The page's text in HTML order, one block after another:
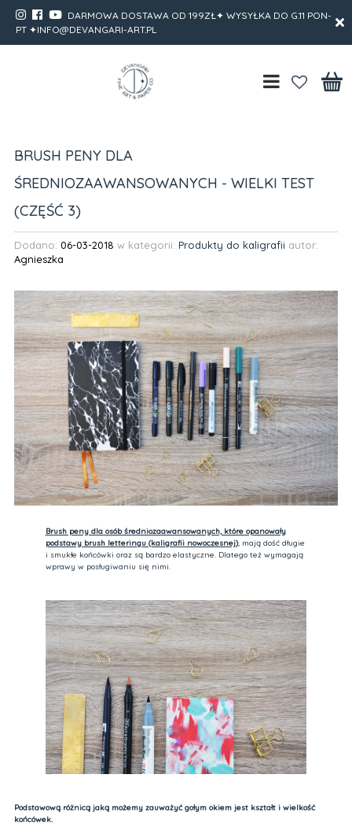
DARMOWA DOSTAWA OD 199ZŁ✦ WYSYŁKA DO G.11 PON-
PT ✦INFO@DEVANGARI-ART.PL
BRUSH PENY DLA
ŚREDNIOZAAWANSOWANYCH - WIELKI TEST
(CZĘŚĆ 3)
Dodano: 06-03-2018 w kategorii: Produkty do kaligrafii autor:
Agnieszka
Brush peny dla osób średniozaawansowanych, które opanowały
podstawy brush letteringu (kaligrafii nowoczesnej), mają dość długie
i smukłe końcówki oraz są bardzo elastyczne. Dlatego też wymagają
wprawy w posługiwaniu się nimi.
Podstawową różnicą jaką możemy zauważyć gołym okiem jest kształt i wielkość
końcówek.